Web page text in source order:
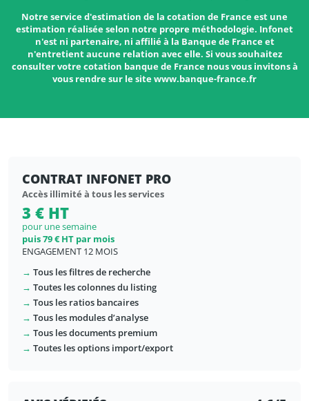
Notre service d'estimation de la cotation de France est une
estimation réalisée selon notre propre méthodologie. Infonet
n'est ni partenaire, ni affilié à la Banque de France et
n'entretient aucune relation avec elle. Si vous souhaitez
consulter votre cotation banque de France nous vous invitons à
vous rendre sur le site www.banque-france.fr
CONTRAT INFONET PRO
Accès illimité à tous les services
3 € HT
pour une semaine
puis 79 € HT par mois
ENGAGEMENT 12 MOIS
→ Tous les filtres de recherche
→ Toutes les colonnes du listing
→ Tous les ratios bancaires
→ Tous les modules d’analyse
→ Tous les documents premium
→ Toutes les options import/export